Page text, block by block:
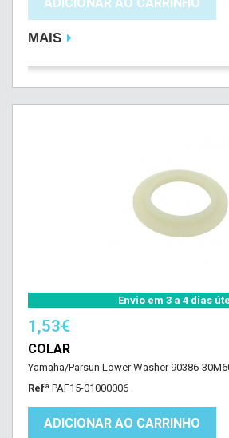
MAIS
Envio em 3 a 4 dias
1,53€
COLAR
Yamaha/Parsun Lower Washer 90386-
Refª PAF15-01000006
ADICIONAR AO CARRINHO